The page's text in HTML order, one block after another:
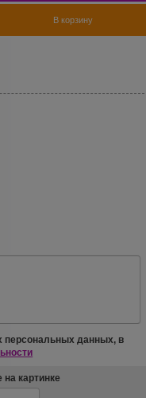
В корзину
персональных данных, в
картинке